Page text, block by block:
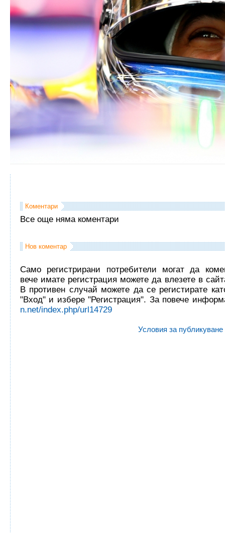
Коментари
Все още няма коментари
Нов коментар
Само регистрирани потребители могат да
вече имате регистрация можете да влезете в
В противен случай можете да се регистирате
"Вход" и избере "Регистрация". За повече
n.net/index.php/url14729
Условия за